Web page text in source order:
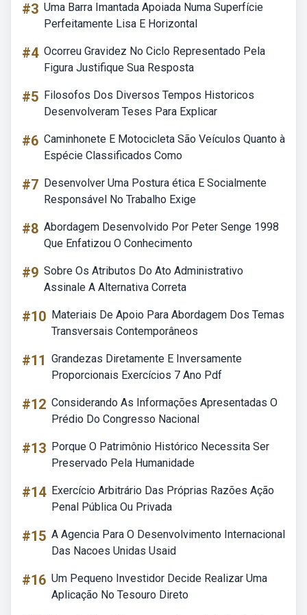
#3 Uma Barra Imantada Apoiada Numa Superfície
Perfeitamente Lisa E Horizontal
#4 Ocorreu Gravidez No Ciclo Representado Pela
Figura Justifique Sua Resposta
#5 Filosofos Dos Diversos Tempos Historicos
Desenvolveram Teses Para Explicar
#6 Caminhonete E Motocicleta São Veículos Quanto à
Espécie Classificados Como
#7 Desenvolver Uma Postura ética E Socialmente
Responsável No Trabalho Exige
#8 Abordagem Desenvolvido Por Peter Senge 1998
Que Enfatizou O Conhecimento
#9 Sobre Os Atributos Do Ato Administrativo
Assinale A Alternativa Correta
#10 Materiais De Apoio Para Abordagem Dos Temas
Transversais Contemporâneos
#11 Grandezas Diretamente E Inversamente
Proporcionais Exercícios 7 Ano Pdf
#12 Considerando As Informações Apresentadas O
Prédio Do Congresso Nacional
#13 Porque O Patrimônio Histórico Necessita Ser
Preservado Pela Humanidade
#14 Exercício Arbitrário Das Próprias Razões Ação
Penal Pública Ou Privada
#15 A Agencia Para O Desenvolvimento Internacional
Das Nacoes Unidas Usaid
#16 Um Pequeno Investidor Decide Realizar Uma
Aplicação No Tesouro Direto